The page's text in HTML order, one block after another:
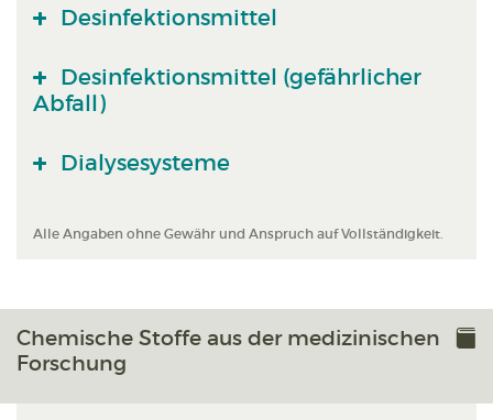
Desinfektionsmittel
Desinfektionsmittel (gefährlicher
Abfall)
Dialysesysteme
Alle Angaben ohne Gewähr und Anspruch auf Vollständigkeit.
Chemische Stoffe aus der medizinischen
Forschung